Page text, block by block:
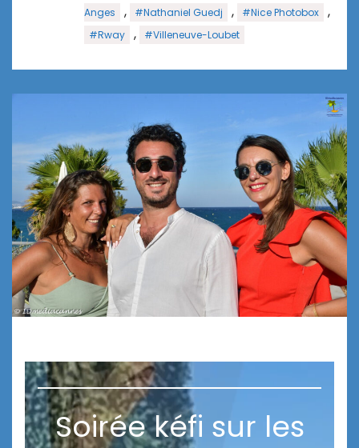
Anges
, #Nathaniel Guedj , #Nice Photobox ,
#Rway , #Villeneuve-Loubet
Soirée kéfi sur les